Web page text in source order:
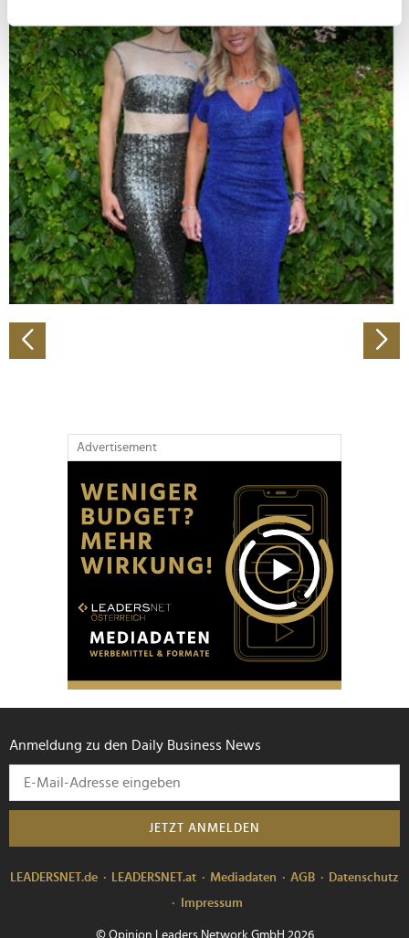
bestimmten Merkmalen (Fingerprinting) identifizieren
Erfahren Sie mehr darüber, wie Ihre persönlichen Daten
verarbeitet werden, und legen Sie Ihre Präferenzen im
Abschnitt Einzelheitenfest.
Wir verwenden Cookies, um Inhalte und Anzeigen zu
personalisieren, Funktionen für soziale Medien anbieten
zu können und die Zugriffe auf unsere Website zu
analysieren. Außerdem geben wir Informationen zu Ihrer
Verwendung unserer Website an unsere Partner für
soziale Medien, Werbung und Analysen weiter. Unsere
Partner führen diese Informationen möglicherweise mit
haben oder die sie im Rahmen Ihrer Nutzung der Dienste
gesammelt haben.
Advertisement
Anmeldung zu den Daily Business News
JETZT ANMELDEN
LEADERSNET.de LEADERSNET.at Mediadaten AGB
Datenschutz
Impressum